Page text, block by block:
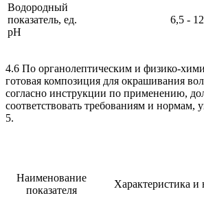
Водородный
показатель, ед.
рН
6,5 -
4.6 По органолептическим и физико-
готовая композиция для окрашивания
согласно инструкции по применению,
соответствовать требованиям и нормам,
5.
Наименование
показателя
Характеристика и